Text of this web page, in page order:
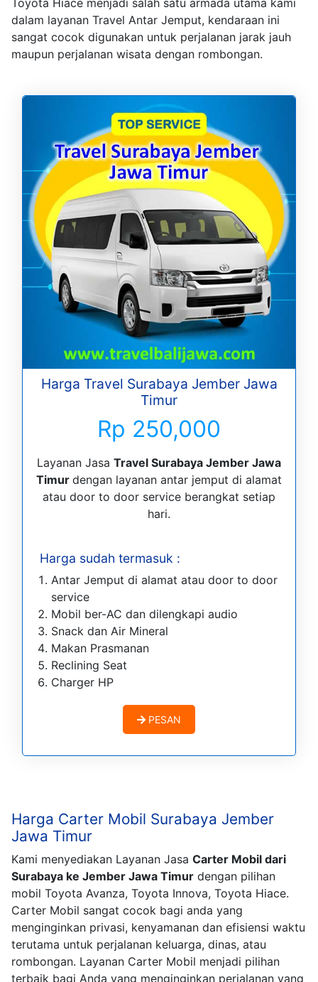
Toyota Hiace menjadi salah satu armada utama kami
dalam layanan Travel Antar Jemput, kendaraan ini
sangat cocok digunakan untuk perjalanan jarak jauh
maupun perjalanan wisata dengan rombongan.
Harga Travel Surabaya Jember Jawa
Timur
Rp 250,000
Layanan Jasa Travel Surabaya Jember Jawa
Timur dengan layanan antar jemput di alamat
atau door to door service berangkat setiap
hari.
Harga sudah termasuk :
Antar Jemput di alamat atau door to door
service
Mobil ber-AC dan dilengkapi audio
Snack dan Air Mineral
Makan Prasmanan
Reclining Seat
Charger HP
PESAN
Harga Carter Mobil Surabaya Jember
Jawa Timur
Kami menyediakan Layanan Jasa Carter Mobil dari
Surabaya ke Jember Jawa Timur dengan pilihan
mobil Toyota Avanza, Toyota Innova, Toyota Hiace.
Carter Mobil sangat cocok bagi anda yang
menginginkan privasi, kenyamanan dan efisiensi waktu
terutama untuk perjalanan keluarga, dinas, atau
rombongan. Layanan Carter Mobil menjadi pilihan
terbaik bagi Anda yang menginginkan perjalanan yang